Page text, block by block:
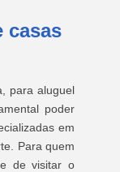
casas
para aluguel
poder
em
Para quem
de visitar o